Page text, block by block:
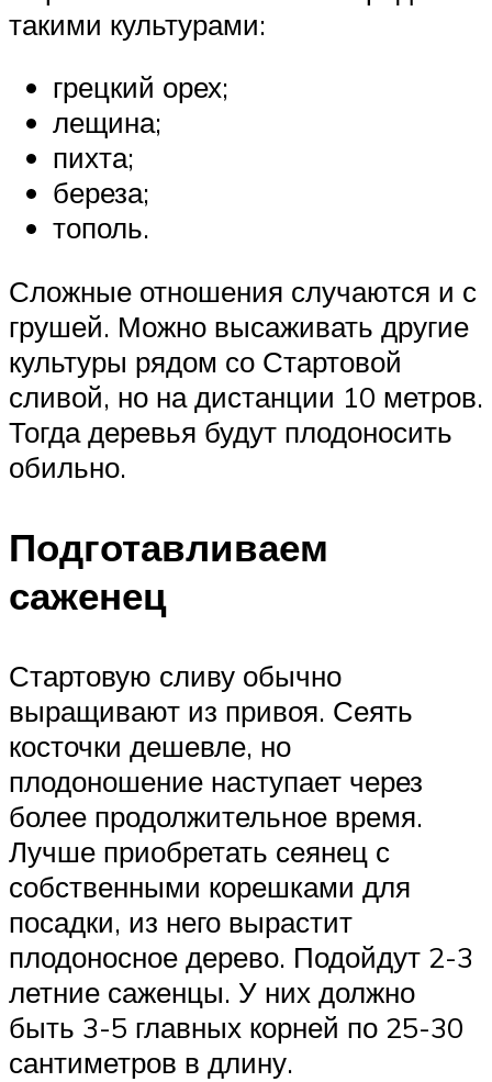
такими культурами:
грецкий орех;
лещина;
пихта;
береза;
тополь.
Сложные отношения случаются и с
грушей. Можно высаживать другие
культуры рядом со Стартовой
сливой, но на дистанции 10 метров.
Тогда деревья будут плодоносить
обильно.
Подготавливаем
саженец
Стартовую сливу обычно
выращивают из привоя. Сеять
косточки дешевле, но
плодоношение наступает через
более продолжительное время.
Лучше приобретать сеянец с
собственными корешками для
посадки, из него вырастит
плодоносное дерево. Подойдут 2-3
летние саженцы. У них должно
быть 3-5 главных корней по 25-30
сантиметров в длину.